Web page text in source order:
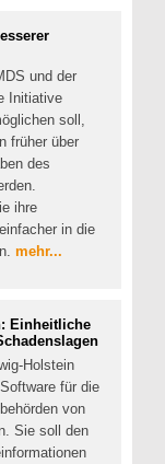
und der
Initiative
soll,
früher über
des
ihre
in die
mehr...
Einheitliche
Holstein
für die
von
Sie soll den